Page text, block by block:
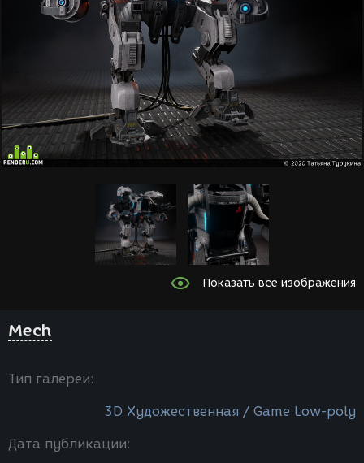
Показать все изображения
Мech
Тип галереи:
3D Художественная / Game Low-poly
Дата публикации: